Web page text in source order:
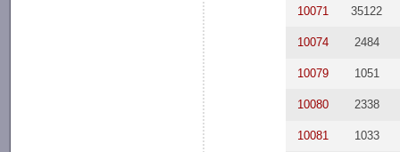
10071 35122
10074 2484
10079 1051
10080 2338
10081 1033